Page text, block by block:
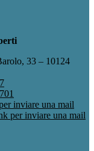
33 – 10124
inviare una mail
per inviare una mail